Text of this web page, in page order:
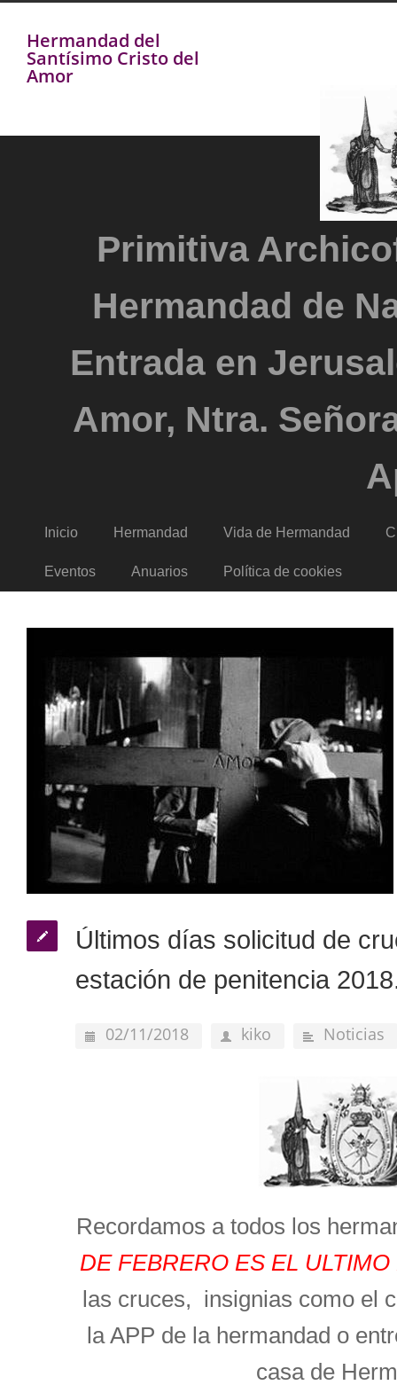
Hermandad del
Santísimo Cristo del
Amor
Primitiva
Hermandad de
Entrada en
Amor, Ntra.
Inicio Hermandad Vida de Hermandad
Eventos Anuarios Política de cookies
Últimos días solicitud de
estación de penitencia
02/11/2018 kiko Noticias
Recordamos a todos los
DE FEBRERO ES EL
las cruces, insignias como el
la APP de la hermandad o
casa de